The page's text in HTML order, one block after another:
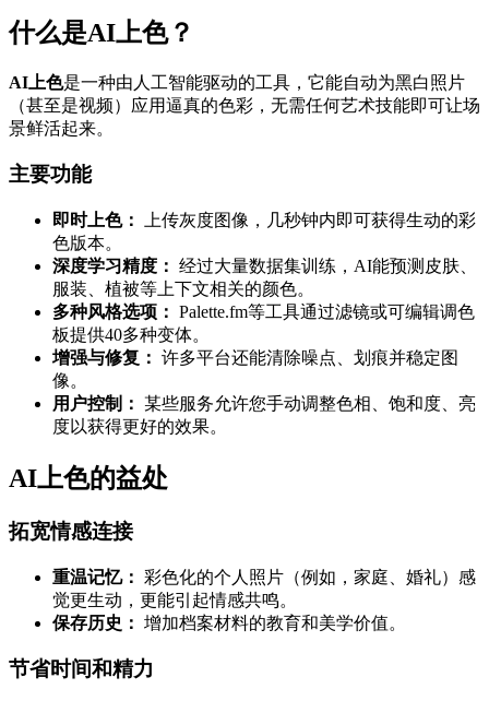
什么是AI上色？
AI上色是一种由人工智能驱动的工具，它能自动为黑白照片
（甚至是视频）应用逼真的色彩，无需任何艺术技能即可让场
景鲜活起来。
主要功能
即时上色：
上传灰度图像，几秒钟内即可获得生动的彩
色版本。
深度学习精度： 经过大量数据集训练，AI能预测皮肤、
服装、植被等上下文相关的颜色。
多种风格选项： Palette.fm等工具通过滤镜或可编辑调色
板提供40多种变体。
增强与修复： 许多平台还能清除噪点、划痕并稳定图
像。
用户控制： 某些服务允许您手动调整色相、饱和度、亮
度以获得更好的效果。
AI上色的益处
拓宽情感连接
重温记忆： 彩色化的个人照片（例如，家庭、婚礼）感
觉更生动，更能引起情感共鸣。
保存历史： 增加档案材料的教育和美学价值。
节省时间和精力